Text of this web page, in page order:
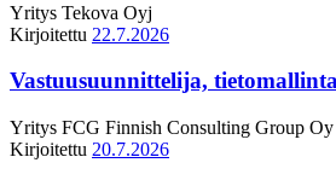
Yritys Tekova Oyj
Kirjoitettu 22.7.2026
Vastuusuunnittelija,
Yritys FCG Finnish Consulting Group Oy
Kirjoitettu 20.7.2026